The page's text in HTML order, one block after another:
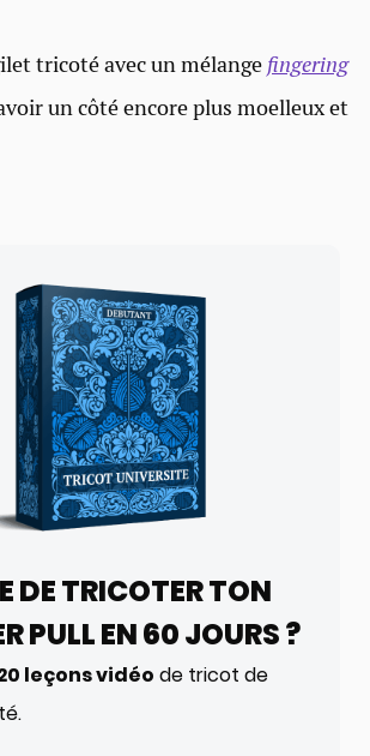
tricoté avec un mélange fingering
un côté encore plus moelleux et
DE TRICOTER TON
PULL EN 60 JOURS ?
leçons vidéo de tricot de